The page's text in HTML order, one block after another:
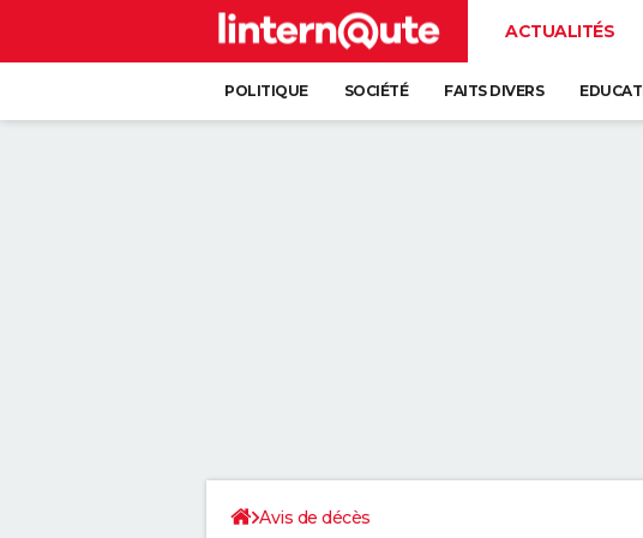
ACTUALITÉS
POLITIQUE SOCIÉTÉ FAITS DIVERS
Avis de décès